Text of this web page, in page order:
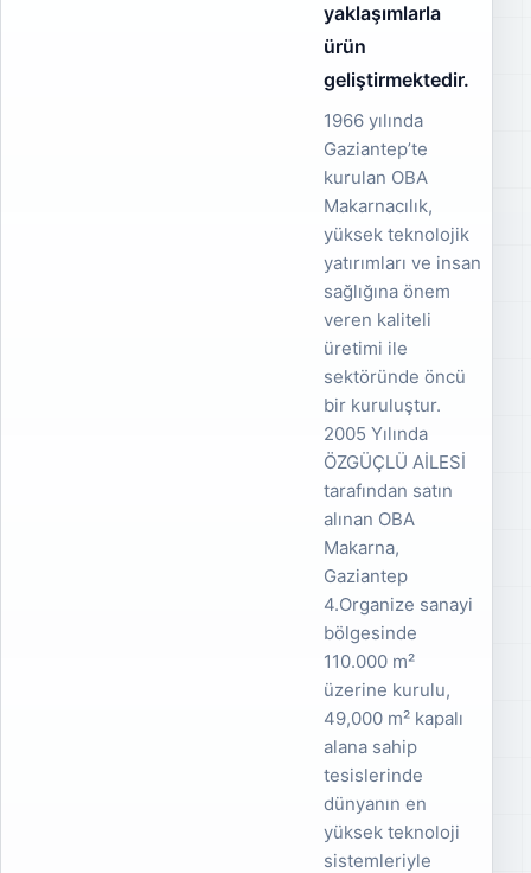
yaklaşımlarla
ürün
geliştirmektedir.
1966 yılında
Gaziantep’te
kurulan OBA
Makarnacılık,
yüksek teknolojik
yatırımları ve insan
sağlığına önem
veren kaliteli
üretimi ile
sektöründe öncü
bir kuruluştur.
2005 Yılında
ÖZGÜÇLÜ AİLESİ
tarafından satın
alınan OBA
Makarna,
Gaziantep
4.Organize sanayi
bölgesinde
110.000 m²
üzerine kurulu,
49,000 m² kapalı
alana sahip
tesislerinde
dünyanın en
yüksek teknoloji
sistemleriyle